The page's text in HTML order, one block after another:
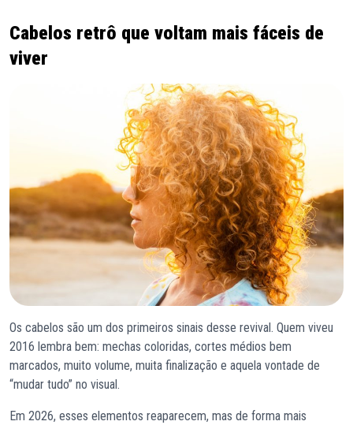
Cabelos retrô que voltam mais fáceis de
viver
Os cabelos são um dos primeiros sinais desse revival. Quem viveu
2016 lembra bem: mechas coloridas, cortes médios bem
marcados, muito volume, muita finalização e aquela vontade de
“mudar tudo” no visual.
Em 2026, esses elementos reaparecem, mas de forma mais